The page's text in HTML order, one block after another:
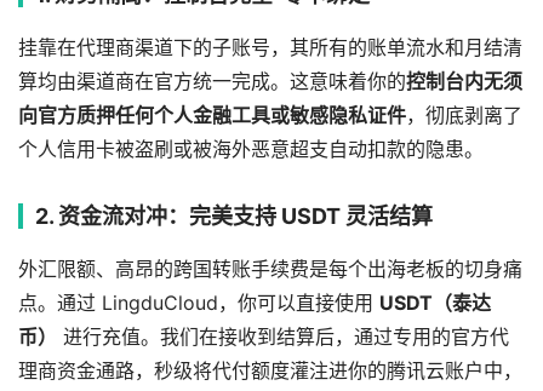
挂靠在代理商渠道下的子账号，其所有的账单流水和月结清
算均由渠道商在官方统一完成。这意味着你的控制台内无须
向官方质押任何个人金融工具或敏感隐私证件，彻底剥离了
个人信用卡被盗刷或被海外恶意超支自动扣款的隐患。
2. 资金流对冲：完美支持 USDT 灵活结算
外汇限额、高昂的跨国转账手续费是每个出海老板的切身痛
点。通过 LingduCloud，你可以直接使用 USDT（泰达
币）
进行充值。我们在接收到结算后，通过专用的官方代
理商资金通路，秒级将代付额度灌注进你的腾讯云账户中，